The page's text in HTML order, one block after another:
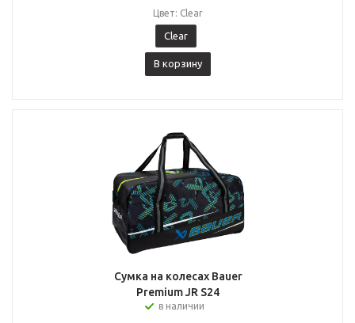
Цвет: Clear
Clear
В корзину
Сумка на колесах Bauer
Premium JR S24
в наличии